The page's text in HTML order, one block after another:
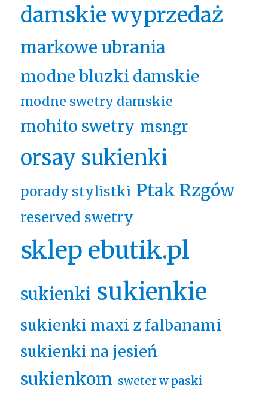
damskie wyprzedaż
markowe ubrania
modne bluzki damskie
modne swetry damskie
mohito swetry msngr
orsay sukienki
porady stylistki Ptak Rzgów
reserved swetry
sklep ebutik.pl
sukienki sukienkie
sukienki maxi z falbanami
sukienki na jesień
sukienkom sweter w paski